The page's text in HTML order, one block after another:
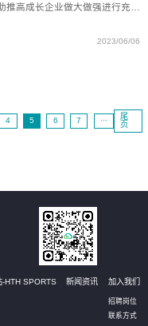
高成长企业做大做强进行充分
、荣誉资质、发明技术专利和
2023/06/06
4 5 6 7 ···
尾
页
-HTH SPORTS 新闻资讯 加入我们
招聘岗位
联系方式